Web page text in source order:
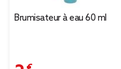
Brumisateur à eau 60 ml
2,49 €